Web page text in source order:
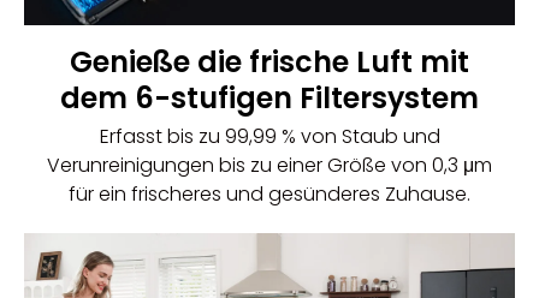
Genieße die frische Luft mit
dem 6-stufigen Filtersystem
Erfasst bis zu 99,99 % von Staub und
Verunreinigungen bis zu einer Größe von 0,3 μm
für ein frischeres und gesünderes Zuhause.